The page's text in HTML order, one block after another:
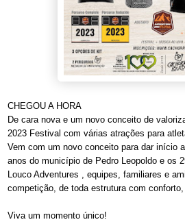
CHEGOU A HORA
De cara nova e um novo conceito de
2023 Festival com várias atrações para
Vem com um novo conceito para dar início
anos do município de Pedro Leopoldo e os
Louco Adventures , equipes, familiares e
competição, de toda estrutura com
Viva um momento único!